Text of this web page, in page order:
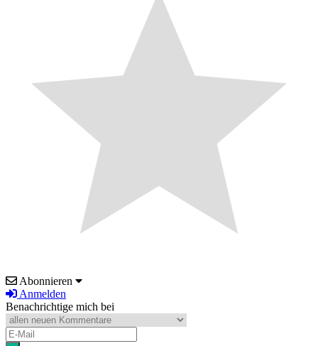
Abonnieren
Anmelden
Benachrichtige mich bei